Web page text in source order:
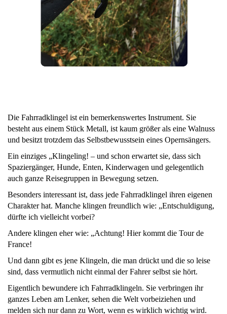
Die Fahrradklingel ist ein bemerkenswertes Instrument. Sie
besteht aus einem Stück Metall, ist kaum größer als eine Walnuss
und besitzt trotzdem das Selbstbewusstsein eines Opernsängers.
Ein einziges „Klingeling! – und schon erwartet sie, dass sich
Spaziergänger, Hunde, Enten, Kinderwagen und gelegentlich
auch ganze Reisegruppen in Bewegung setzen.
Besonders interessant ist, dass jede Fahrradklingel ihren eigenen
Charakter hat. Manche klingen freundlich wie: „Entschuldigung,
dürfte ich vielleicht vorbei?
Andere klingen eher wie: „Achtung! Hier kommt die Tour de
France!
Und dann gibt es jene Klingeln, die man drückt und die so leise
sind, dass vermutlich nicht einmal der Fahrer selbst sie hört.
Eigentlich bewundere ich Fahrradklingeln. Sie verbringen ihr
ganzes Leben am Lenker, sehen die Welt vorbeiziehen und
melden sich nur dann zu Wort, wenn es wirklich wichtig wird.